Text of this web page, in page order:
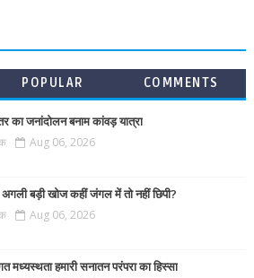
POPULAR COMMENTS
जनांदोलन बनाम कांवड़ यात्रा
Aug 06, 2026
अगली बड़ी खोज कहीं जंगल में तो नहीं छिपी?
Aug 06, 2026
मध्यस्थता हमारी सनातन परंपरा का हिस्सा